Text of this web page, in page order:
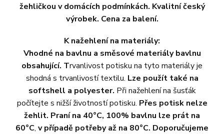
žehličkou v domácích podmínkách. Kvalitní český
výrobek. Cena za balení.
K nažehlení na materiály:
Vhodné na bavlnu a směsové materiály bavlnu
obsahující. Trvanlivost potisku na tyto materiály je
shodná s trvanlivostí textilu. Lze použít také na
softshell a polyester. Při nažehlení na šusťák
počítejte s nižší životností potisku. Přes potisk nelze
žehlit. Praní na 40°C, 100% bavlnu lze prát na
60°C, v případě potřeby až na 80°C. Doporučujeme